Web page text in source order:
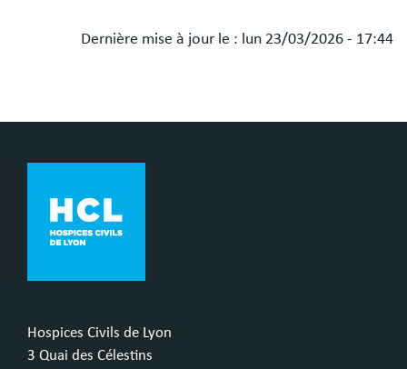
Dernière mise à jour le : lun 23/03/2026 - 17:44
Hospices Civils de Lyon
3 Quai des Célestins